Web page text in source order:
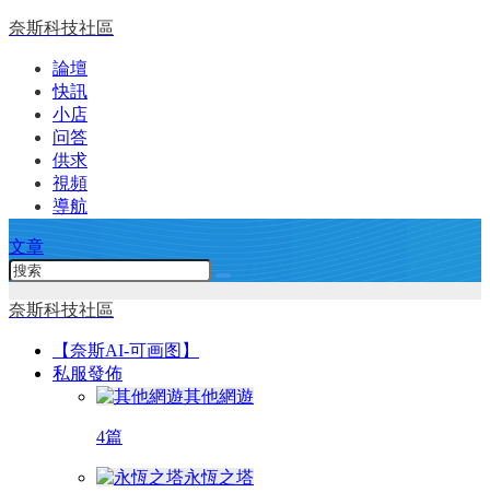
奈斯科技社區
論壇
快訊
小店
问答
供求
視頻
導航
文章
奈斯科技社區
【奈斯AI-可画图】
私服發佈
其他網遊
4篇
永恆之塔